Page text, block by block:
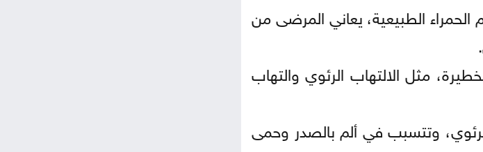
الحمراء الطبيعية، يعاني المرضى من
مثل الالتهاب الرئوي والتهاب
وتتسبب في ألم بالصدر وحمى